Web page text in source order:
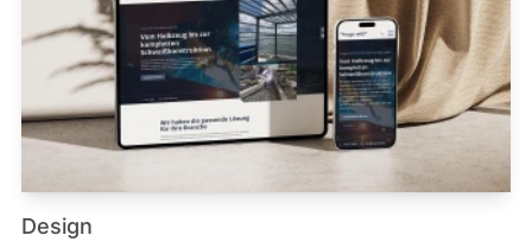
Design